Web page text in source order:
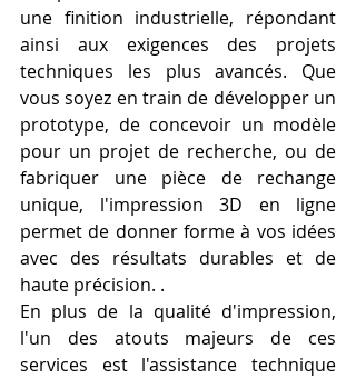
une finition industrielle, répondant
ainsi aux exigences des projets
techniques les plus avancés. Que
vous soyez en train de développer un
prototype, de concevoir un modèle
pour un projet de recherche, ou de
fabriquer une pièce de rechange
unique, l'impression 3D en ligne
permet de donner forme à vos idées
avec des résultats durables et de
haute précision. .
En plus de la qualité d'impression,
l'un des atouts majeurs de ces
services est l'assistance technique